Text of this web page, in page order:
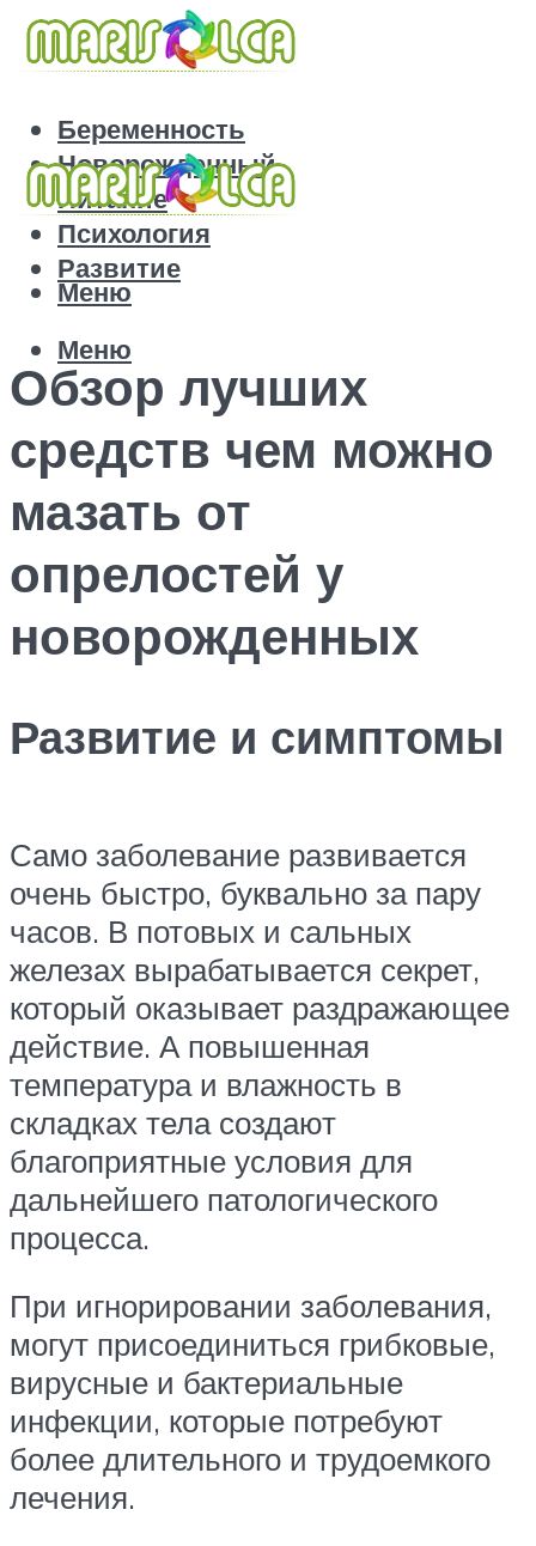
Беременность
Новорожденный
Питание
Психология
Развитие
Меню
Меню
Обзор лучших
средств чем можно
мазать от
опрелостей у
новорожденных
Развитие и симптомы
Само заболевание развивается
очень быстро, буквально за пару
часов. В потовых и сальных
железах вырабатывается секрет,
который оказывает раздражающее
действие. А повышенная
температура и влажность в
складках тела создают
благоприятные условия для
дальнейшего патологического
процесса.
При игнорировании заболевания,
могут присоединиться грибковые,
вирусные и бактериальные
инфекции, которые потребуют
более длительного и трудоемкого
лечения.